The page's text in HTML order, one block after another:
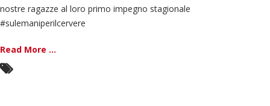
nostre ragazze al loro primo impegno stagionale
#sulemaniperilcervere
Read More ...